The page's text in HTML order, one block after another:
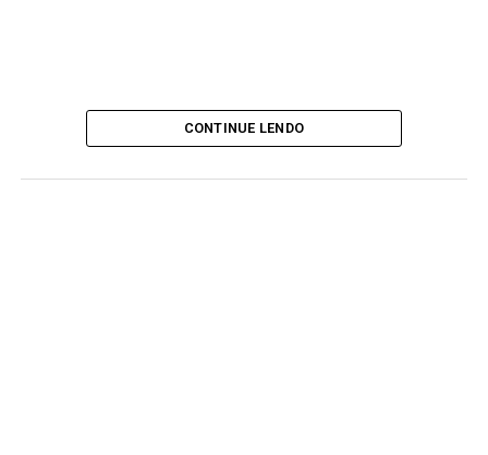
CONTINUE LENDO